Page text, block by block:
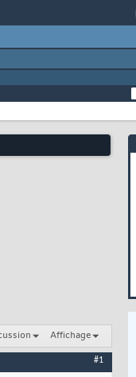
Affichage
#1